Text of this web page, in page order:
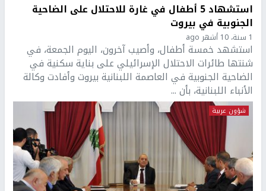
استشهاد 5 أطفال في غارة للاحتلال على الضاحية
الجنوبية في بيروت
1 سنة، 10 أشهر ago
استشهد خمسة أطفال، وأصيب آخرون، اليوم الجمعة، في
شنتها طائرات الاحتلال الإسرائيلي على بناية سكنية في
الضاحية الجنوبية في العاصمة اللبنانية بيروت وأفادت وكالة
الأنباء اللبنانية، بأن ...
شؤون عربية